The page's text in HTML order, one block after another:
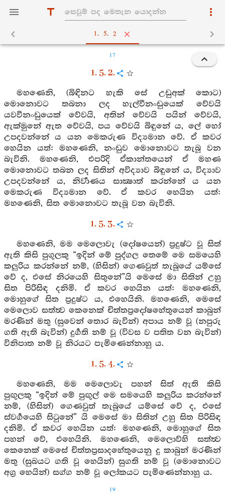
1. 5. 2
17
1. 5. 2.
මහණෙනි, (බිඳිනට හැකි සේ උඩුඅක් කොට)
මොනොවට තබනා ලද හැල්වීනංඩුයෙක් වේවයි
යවවීනංඩුයෙක් වේවයි, අතින් වේවයි පයින් වේවයි,
ඇක්මුනේ ඇත වේවයි, පය වේවයි බිඳුනේ ය, ලේ හෝ
උපදවන්නේ ය යන මෙකරුණ විද්‍යමාන වේ. ඒ කවර
හෙයින යත්: මහණෙනි, නංඩුව මොනොවට තැබූ වන
බැවිනි. මහණෙනි, එපරිදි ඒකාන්තයෙන් ඒ මහණ
මොනොවට තබන ලද සිතින් අවිද්‍යාව බිඳුනේ ය, විද්‍යාව
උපදවන්නේ ය, නිර්‍වාණය සාක්‍ෂාත් කරන්නේ ය යන
මෙකරුණ විද්‍යමාන වේ. ඒ කවර හෙයින යත්:
මහණෙනි, සිත මොනොවට තැබූ වන බැවිනි.
1. 5. 3.
මහණෙනි, මම මෙලොවැ (දෝෂයෙන්) ප්‍රදුෂ්ට වූ සිත්
ඇති කිසි පුගුලකු “ඉදින් මේ පුද්ගල තෙමේ මෙ සමයෙහි
කලුරිය කරන්නේ නම්, (හිසින්) ගෙණවුත් තැබූයේ යම්සේ
වේ ද, එසේ නිරයෙහි සිතුනේ”යි මෙසේ මා සිතින් උහු
සිත පිරිසිඳ දනිමි. ඒ කවර හෙයින යත්: මහණෙනි,
මොහුගේ සිත ප්‍රදුෂ්ට ය, එහෙයිනි. මහණෙනි, මෙසේ
මෙලොව සත්ත්‍ව කෙනෙක් චිත්තප්‍රදෝෂහේතුයෙන් කාබුන්
මරණින් මතු (සුවෙන් තොර බැවින්) අපාය නම් වූ (නපුරු
ගති ඇති බැවින්) දුර්‍ගති නම් වූ (විවස ව පතිත වන බැවින්)
විනිපාත නම් වූ නිරයට පැමිණෙන්නාහු ය.
1. 5. 4.
මහණෙනි, මම මෙලොවැ පහන් සිත් ඇති කිසි
පුඟුලකු “ඉදින් මේ පුඟුල් මෙ සමයෙහි කලුරිය කරන්නේ
නම්, (හිසින්) ගෙණවුත් තැබූයේ යම්සේ වේ ද, එසේ
ස්වර්‍ගයෙහි සිටුනේ” යි මෙසේ මා සිතින් උහු සිත පිරිසිඳ
දනිමි. ඒ කවර හෙයින යත්: මහණෙනි, මොහුගේ සිත
පහන් වේ, එහෙයිනි. මහණෙනි, මෙලොව්හි සත්ත්‍ව
කෙනෙක් මෙසේ චිත්තප්‍රසාදහේතුයෙනු දු කාබුන් මරණින්
මතු (සුඛයට ගති වූ හෙයින්) සුගති නම් වූ (මොනොවට
අග්‍ර හෙයින්) සග්ග නම් වූ ලෝකයට පැමිණෙන්නාහු ය.
19